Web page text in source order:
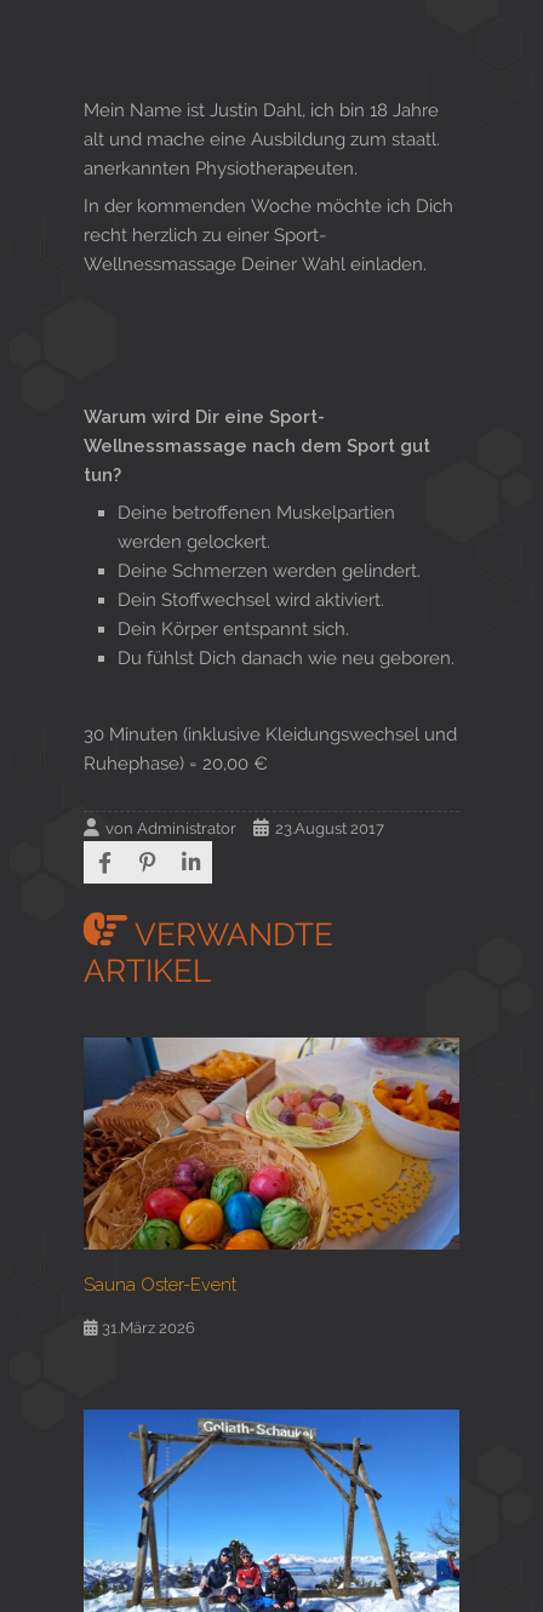
Mein Name ist Justin Dahl, ich bin 18 Jahre
alt und mache eine Ausbildung zum staatl.
anerkannten Physiotherapeuten.
In der kommenden Woche möchte ich Dich
recht herzlich zu einer Sport-
Wellnessmassage Deiner Wahl einladen.
Warum wird Dir eine Sport-
Wellnessmassage nach dem Sport gut
tun?
Deine betroffenen Muskelpartien
werden gelockert.
Deine Schmerzen werden gelindert.
Dein Stoffwechsel wird aktiviert.
Dein Körper entspannt sich.
Du fühlst Dich danach wie neu geboren.
30 Minuten (inklusive Kleidungswechsel und
Ruhephase) = 20,00 €
von Administrator 23.August 2017
VERWANDTE
ARTIKEL
Sauna Oster-Event
31.März 2026